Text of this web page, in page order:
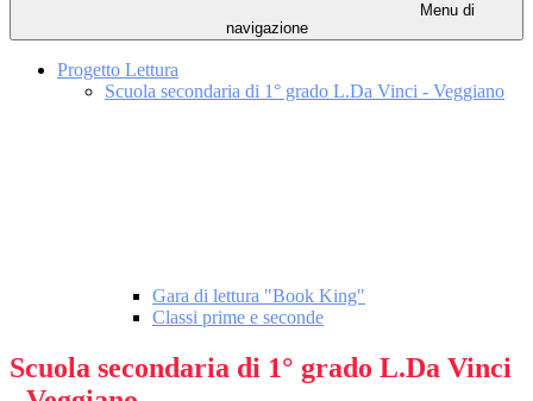
Menu di
navigazione
Progetto Lettura
Scuola secondaria di 1° grado L.Da Vinci - Veggiano
Gara di lettura "Book King"
Classi prime e seconde
Scuola secondaria di 1° grado L.Da Vinci